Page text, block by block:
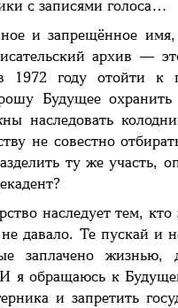
с записями голоса…
и запрещённое
архив —
1972 году отойти к
Будущее
наследовать
не совестно
ту же участь,
наследует тем,
давало. Те пускай и
заплачено жизнью,
я обращаюсь к
и запретить